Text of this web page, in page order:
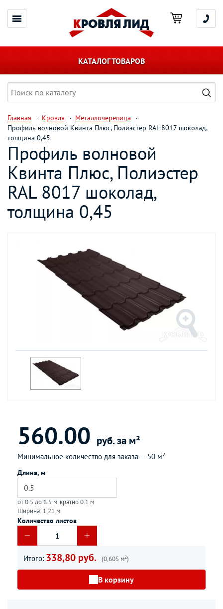
КАТАЛОГ ТОВАРОВ
Главная Кровля
Металлочерепица
Профиль волновой Квинта Плюс, Полиэстер RAL 8017 шоколад,
толщина 0,45
Профиль волновой
Квинта Плюс, Полиэстер
RAL 8017 шоколад,
толщина 0,45
560.00 руб. за м²
Минимальное количество для заказа — 50 м²
Длина, м
от 0.5 до 6.5 м, кратно 0.1 м
Ширина: 1,21 м
Количество листов
Итого: 338,80 руб. (0,605 м²)
В корзину